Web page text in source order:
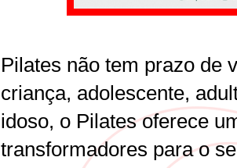
Pilates não tem prazo de
criança, adolescente,
idoso, o Pilates oferece
transformadores para o